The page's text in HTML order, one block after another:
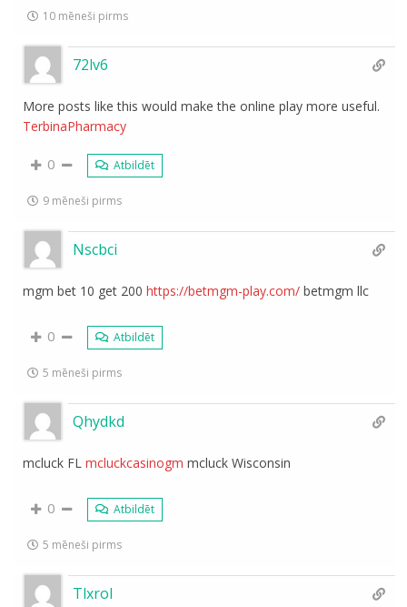
10 mēneši pirms
72lv6
More posts like this would make the online play more useful.
TerbinaPharmacy
0 Atbildēt
9 mēneši pirms
Nscbci
mgm bet 10 get 200https://betmgm-play.com/ betmgm llc
0 Atbildēt
5 mēneši pirms
Qhydkd
mcluck FLmcluckcasinogm mcluck Wisconsin
0 Atbildēt
5 mēneši pirms
Tlxrol